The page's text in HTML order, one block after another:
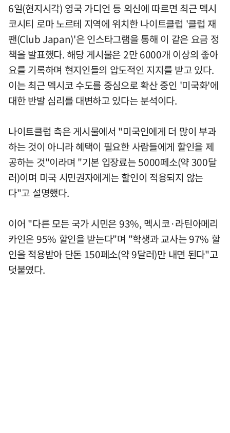
6일(현지시각) 영국 가디언 등 외신에 따르면 최근 멕시
코시티 로마 노르테 지역에 위치한 나이트클럽 '클럽 재
팬(Club Japan)'은 인스타그램을 통해 이 같은 요금 정
책을 발표했다. 해당 게시물은 2만 6000개 이상의 좋아
요를 기록하며 현지인들의 압도적인 지지를 받고 있다.
이는 최근 멕시코 수도를 중심으로 확산 중인 '미국화'에
대한 반발 심리를 대변하고 있다는 분석이다.
나이트클럽 측은 게시물에서 "미국인에게 더 많이 부과
하는 것이 아니라 혜택이 필요한 사람들에게 할인을 제
공하는 것"이라며 "기본 입장료는 5000페소(약 300달
러)이며 미국 시민권자에게는 할인이 적용되지 않는
다"고 설명했다.
이어 "다른 모든 국가 시민은 93%, 멕시코·라틴아메리
카인은 95% 할인을 받는다"며 "학생과 교사는 97% 할
인을 적용받아 단돈 150페소(약 9달러)만 내면 된다"고
덧붙였다.